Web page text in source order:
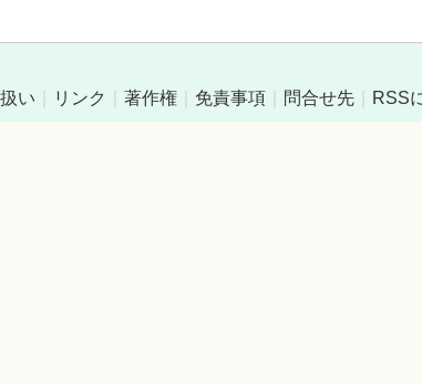
い リンク 著作権 免責事項 問合せ先 RSS